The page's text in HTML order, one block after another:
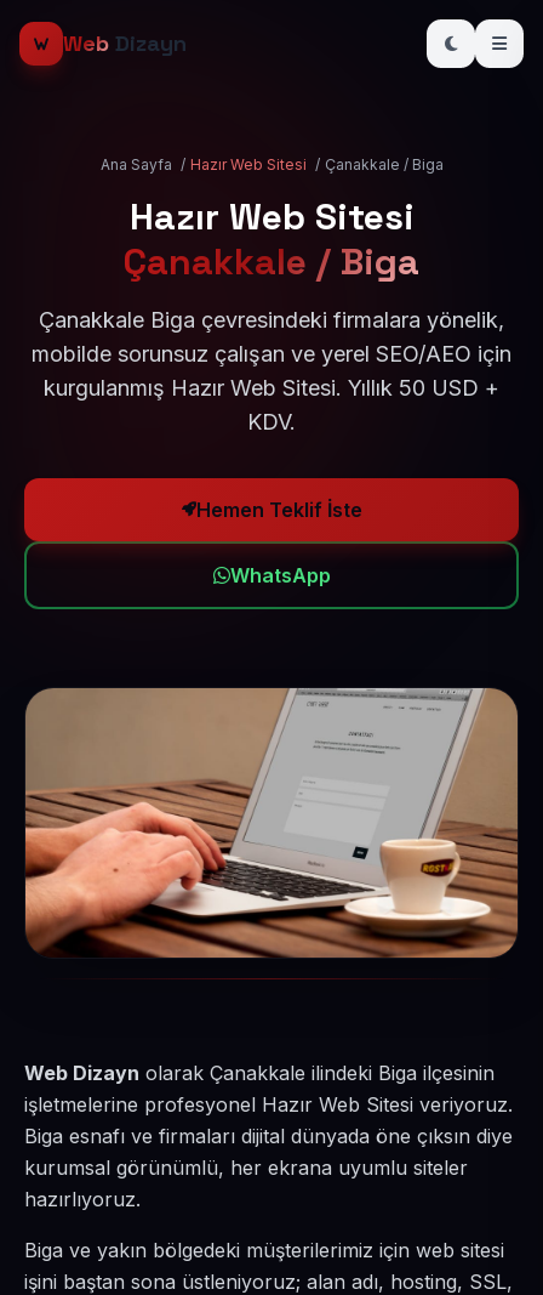
Web Dizayn
Ana Sayfa / Hazır Web Sitesi / Çanakkale / Biga
Hazır Web Sitesi
Çanakkale / Biga
Çanakkale Biga çevresindeki firmalara yönelik,
mobilde sorunsuz çalışan ve yerel SEO/AEO için
kurgulanmış Hazır Web Sitesi. Yıllık 50 USD +
KDV.
Hemen Teklif İste
WhatsApp
Web Dizayn olarak Çanakkale ilindeki Biga ilçesinin
işletmelerine profesyonel Hazır Web Sitesi veriyoruz.
Biga esnafı ve firmaları dijital dünyada öne çıksın diye
kurumsal görünümlü, her ekrana uyumlu siteler
hazırlıyoruz.
Biga ve yakın bölgedeki müşterilerimiz için web sitesi
işini baştan sona üstleniyoruz; alan adı, hosting, SSL,